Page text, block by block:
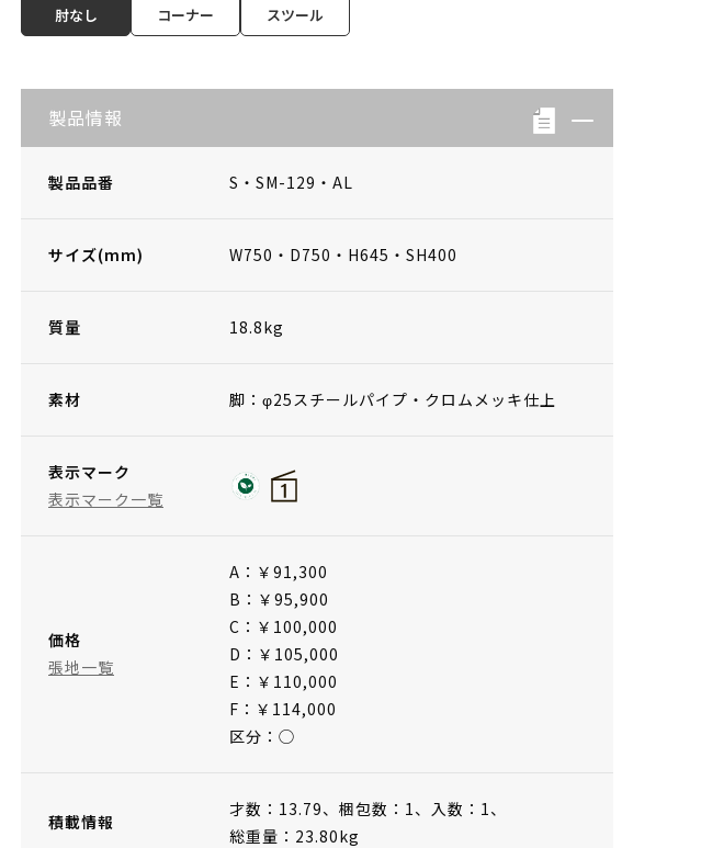
肘なし コーナー スツール
製品情報
製品品番 S・SM-129・AL
サイズ(mm) W750・D750・H645・SH400
質量 18.8kg
素材 脚：φ25スチールパイプ・クロムメッキ仕上
表示マーク
表示マーク一覧
価格
張地一覧
A：￥91,300
B：￥95,900
C：￥100,000
D：￥105,000
E：￥110,000
F：￥114,000
区分：◯
積載情報
才数：13.79、 梱包数：1、 入数：1、
総重量：23.80kg